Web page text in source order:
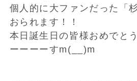
個人的に大ファンだった「
おられます！！
本日誕生日の皆様おめでと
ーーーーすm(__)m